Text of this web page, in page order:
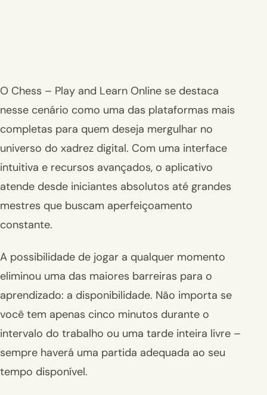
O Chess – Play and Learn Online se destaca
nesse cenário como uma das plataformas mais
completas para quem deseja mergulhar no
universo do xadrez digital. Com uma interface
intuitiva e recursos avançados, o aplicativo
atende desde iniciantes absolutos até grandes
mestres que buscam aperfeiçoamento
constante.
A possibilidade de jogar a qualquer momento
eliminou uma das maiores barreiras para o
aprendizado: a disponibilidade. Não importa se
você tem apenas cinco minutos durante o
intervalo do trabalho ou uma tarde inteira livre –
sempre haverá uma partida adequada ao seu
tempo disponível.